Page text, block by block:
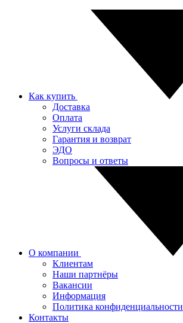
Как купить
Доставка
Оплата
Услуги склада
Гарантия и возврат
ЭДО
Вопросы и ответы
О компании
Клиентам
Наши партнёры
Вакансии
Информация
Политика конфиденциальности
Контакты